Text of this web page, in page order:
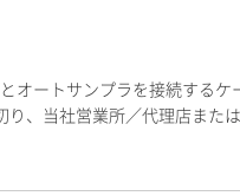
オートサンプラを接続するケ
り、当社営業所／代理店または